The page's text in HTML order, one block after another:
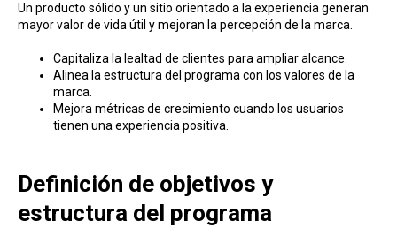
Un producto sólido y un sitio orientado a la experiencia generan
mayor valor de vida útil y mejoran la percepción de la marca.
Capitaliza la lealtad de clientes para ampliar alcance.
Alinea la estructura del programa con los valores de la
marca.
Mejora métricas de crecimiento cuando los usuarios
tienen una experiencia positiva.
Definición de objetivos y
estructura del programa